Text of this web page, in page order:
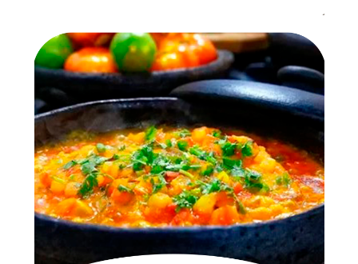
Gastronomia em Arembepe
Um lanche rápido, acompanhado de um cafezinho ou uma
deliciosa torta, até um magnífico almoço ou jantar , tudo pode
acontecer durante um passeio em Arembepe.
veja mais